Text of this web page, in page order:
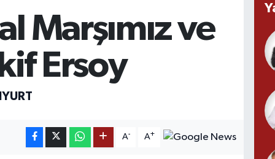
Marşımız ve
Ersoy
A- A+